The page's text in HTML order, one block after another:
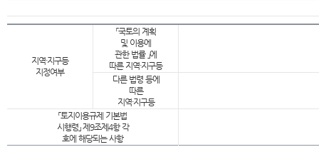
지역·지구등
지정여부
「국토의 계획
및 이용에
관한 법률 」에
따른 지역·지구등
다른 법령 등에
따른
지역·지구등
「토지이용규제 기본법
시행령」 제9조제4항 각
호에 해당되는 사항